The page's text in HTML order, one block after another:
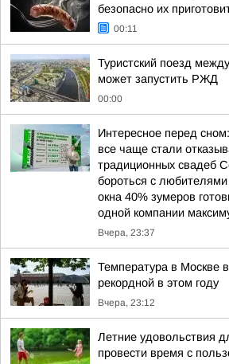
безопасно их
00:11
Туристский поезд
может запустить РЖД
00:00
Интересное перед
все чаще стали
традиционных свадеб
бороться с
окна 40% зумеров
одной компании
Вчера, 23:37
Температура в Москве
рекордной в этом году
Вчера, 23:12
Летние удовольствия
провести время с